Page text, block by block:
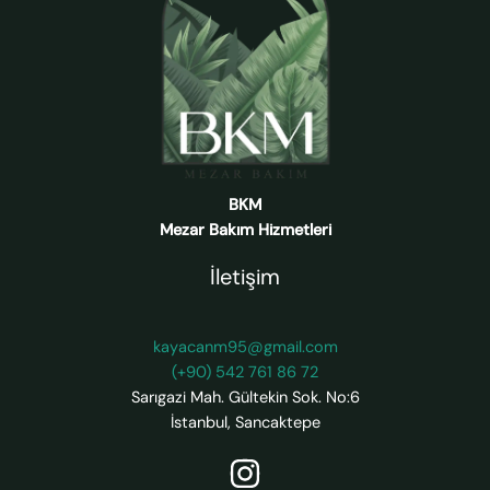
BKM
Mezar Bakım Hizmetleri
İletişim
kayacanm95@gmail.com
(+90) 542 761 86 72
Sarıgazi Mah. Gültekin Sok. No:6
İstanbul, Sancaktepe